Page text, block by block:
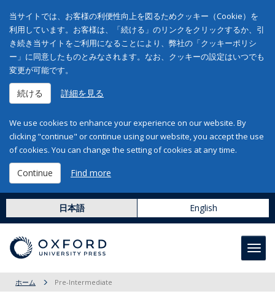
当サイトでは、お客様の利便性向上を図るためクッキー（Cookie）を
利用しています。お客様は、「続ける」のリンクをクリックするか、引
き続き当サイトをご利用になることにより、弊社の「クッキーポリシ
ー」に同意したものとみなされます。なお、クッキーの設定はいつでも
変更が可能です。
続ける 詳細を見る
We use cookies to enhance your experience on our website. By
clicking "continue" or continue using our website, you accept the use
of cookies. You can change the setting of cookies at any time.
Continue Find more
日本語 English
ホーム Pre-Intermediate